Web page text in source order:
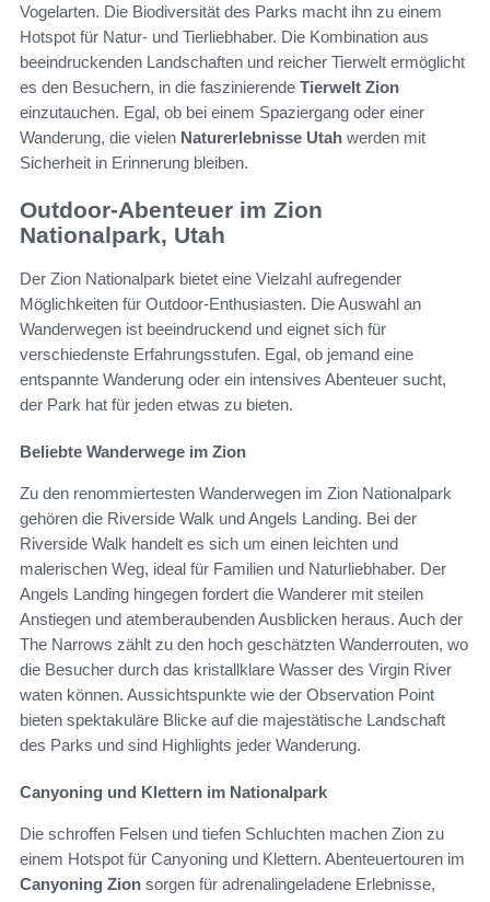
Vogelarten. Die Biodiversität des Parks macht ihn zu einem
Hotspot für Natur- und Tierliebhaber. Die Kombination aus
beeindruckenden Landschaften und reicher Tierwelt ermöglicht
es den Besuchern, in die faszinierende Tierwelt Zion
einzutauchen. Egal, ob bei einem Spaziergang oder einer
Wanderung, die vielen Naturerlebnisse Utah werden mit
Sicherheit in Erinnerung bleiben.
Outdoor-Abenteuer im Zion
Nationalpark, Utah
Der Zion Nationalpark bietet eine Vielzahl aufregender
Möglichkeiten für Outdoor-Enthusiasten. Die Auswahl an
Wanderwegen ist beeindruckend und eignet sich für
verschiedenste Erfahrungsstufen. Egal, ob jemand eine
entspannte Wanderung oder ein intensives Abenteuer sucht,
der Park hat für jeden etwas zu bieten.
Beliebte Wanderwege im Zion
Zu den renommiertesten Wanderwegen im Zion Nationalpark
gehören die Riverside Walk und Angels Landing. Bei der
Riverside Walk handelt es sich um einen leichten und
malerischen Weg, ideal für Familien und Naturliebhaber. Der
Angels Landing hingegen fordert die Wanderer mit steilen
Anstiegen und atemberaubenden Ausblicken heraus. Auch der
The Narrows zählt zu den hoch geschätzten Wanderrouten, wo
die Besucher durch das kristallklare Wasser des Virgin River
waten können. Aussichtspunkte wie der Observation Point
bieten spektakuläre Blicke auf die majestätische Landschaft
des Parks und sind Highlights jeder Wanderung.
Canyoning und Klettern im Nationalpark
Die schroffen Felsen und tiefen Schluchten machen Zion zu
einem Hotspot für Canyoning und Klettern. Abenteuertouren im
Canyoning Zion sorgen für adrenalingeladene Erlebnisse,